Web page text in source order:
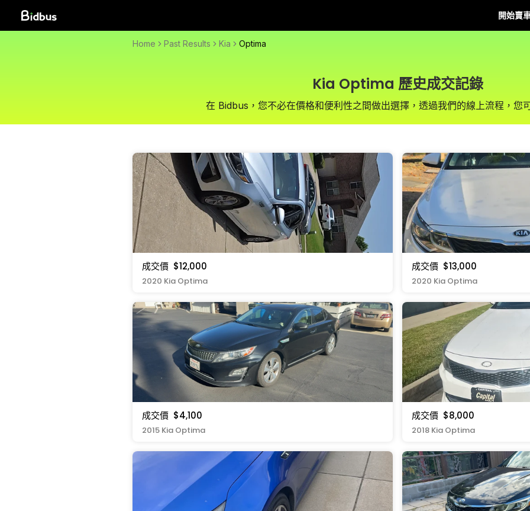
開始賣
Home Past Results Kia Optima
Kia Optima 歷史成交記錄
在 Bidbus，您不必在價格和便利性之間做出選擇，透過我們的線上流程，您
成交價 $12,000
2020 Kia Optima
成交價 $13,000
2020 Kia Optima
成交價 $4,100
2015 Kia Optima
成交價 $8,000
2018 Kia Optima